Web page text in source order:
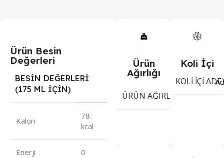
Ürün Besin
Değerleri
BESİN DEĞERLERİ
(175 ML İÇİN)
Kalori
78
kcal
Enerji 0
Ürün
Ağırlığı
ÜRÜN AĞIRLIĞI
Koli İçi
KOLI İÇI